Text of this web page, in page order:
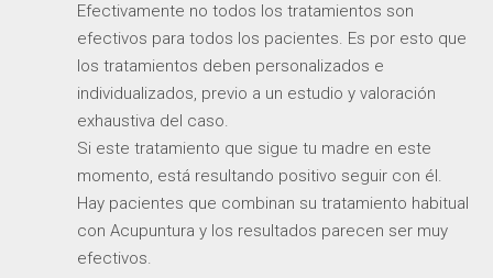
Efectivamente no todos los tratamientos son
efectivos para todos los pacientes. Es por esto que
los tratamientos deben personalizados e
individualizados, previo a un estudio y valoración
exhaustiva del caso.
Si este tratamiento que sigue tu madre en este
momento, está resultando positivo seguir con él.
Hay pacientes que combinan su tratamiento habitual
con Acupuntura y los resultados parecen ser muy
efectivos.